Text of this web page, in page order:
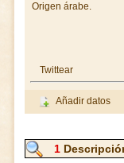
Origen árabe.
Twittear
Añadir datos
1